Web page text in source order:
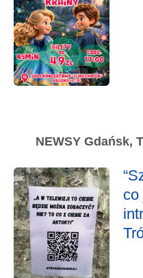
NEWSY Gdańsk,
co